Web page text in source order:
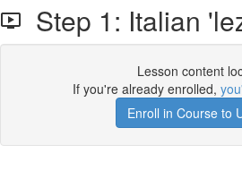
Step 1: Italian
Lesson content
If you're already enrolled,
Enroll in Course to